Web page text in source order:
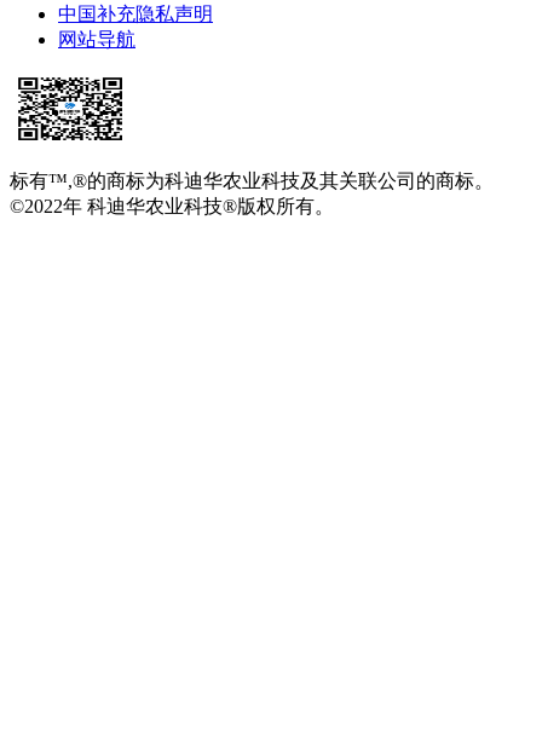
中国补充隐私声明
网站导航
标有™,®的商标为科迪华农业科技及其关联公司的商标。
©2022年 科迪华农业科技®版权所有。